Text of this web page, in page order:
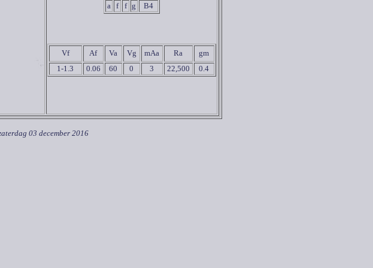
a f f g B4
Vf Af Va Vg mAa Ra
gm
1-1.3
0.06 60 0 3 22,500 0.4
03 december 2016